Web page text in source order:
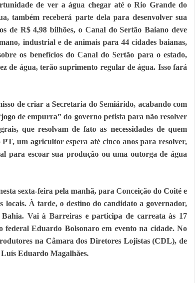
de ver a água chegar até o Rio Grande do
também receberá parte dela para desenvolver sua
de R$ 4,98 bilhões, o Canal do Sertão Baiano deve
industrial e de animais para 44 cidades baianas,
os benefícios do Canal do Sertão para o estado,
de água, terão suprimento regular de água. Isso fará
de criar a Secretaria do Semiárido, acabando com
de empurra” do governo petista para não resolver
que resolvam de fato as necessidades de quem
um agricultor espera até cinco anos para resolver,
para escoar sua produção ou uma outorga de água
sexta-feira pela manhã, para Conceição do Coité e
locais. À tarde, o destino do candidato a governador,
Vai à Barreiras e participa de carreata às 17
Eduardo Bolsonaro em evento na cidade. No
na Câmara dos Diretores Lojistas (CDL), de
Eduardo Magalhães.